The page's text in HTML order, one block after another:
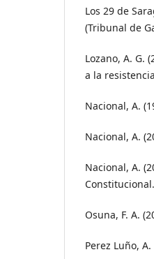
Los 29 de
(Tribunal de
Lozano, A. G.
a la
Nacional, A.
Nacional, A.
Nacional, A.
Osuna, F. A.
Perez Luño,